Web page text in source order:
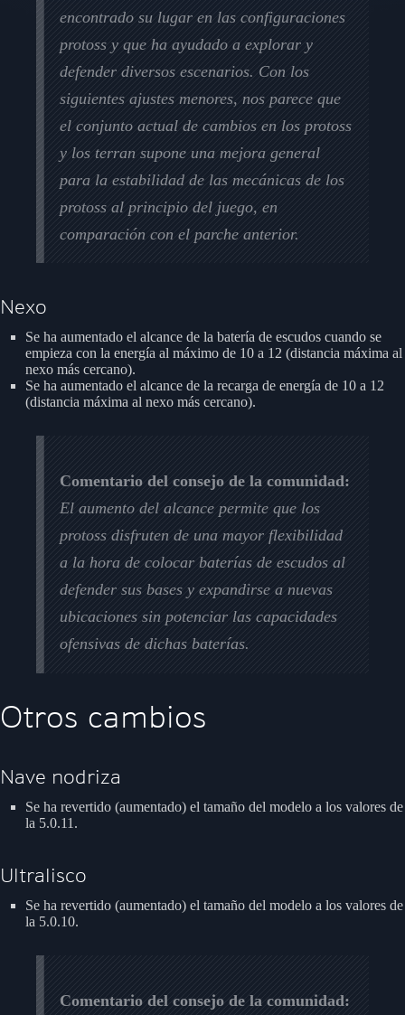
encontrado su lugar en las configuraciones
protoss y que ha ayudado a explorar y
defender diversos escenarios. Con los
siguientes ajustes menores, nos parece que
el conjunto actual de cambios en los protoss
y los terran supone una mejora general
para la estabilidad de las mecánicas de los
protoss al principio del juego, en
comparación con el parche anterior.
Nexo
Se ha aumentado el alcance de la batería de escudos cuando se
empieza con la energía al máximo de 10 a 12 (distancia máxima al
nexo más cercano).
Se ha aumentado el alcance de la recarga de energía de 10 a 12
(distancia máxima al nexo más cercano).
Comentario del consejo de la comunidad:
El aumento del alcance permite que los
protoss disfruten de una mayor flexibilidad
a la hora de colocar baterías de escudos al
defender sus bases y expandirse a nuevas
ubicaciones sin potenciar las capacidades
ofensivas de dichas baterías.
Otros cambios
Nave nodriza
Se ha revertido (aumentado) el tamaño del modelo a los valores de
la 5.0.11.
Ultralisco
Se ha revertido (aumentado) el tamaño del modelo a los valores de
la 5.0.10.
Comentario del consejo de la comunidad: